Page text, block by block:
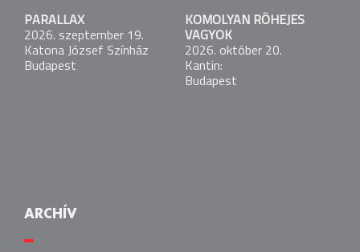
PARALLAX
2026. szeptember 19.
Katona József Színház
Budapest
PARALLAX
2026. szeptember 19.
Katona József Színház
Budapest
KOMOLYAN RÖHEJES
VAGYOK
2026. október 20.
Kantin:
Budapest
ARCHÍV